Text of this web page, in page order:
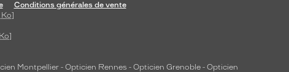
Conditions générales de vente
Ko]
Ko]
Montpellier - Opticien Rennes - Opticien Grenoble - Opticien